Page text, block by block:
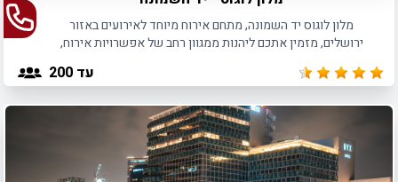
מלון לוגוס יד השמונה, מתחם אירוח מיוחד לאירועים באזור
ירושלים, מזמין אתכם ליהנות ממגוון רחב של אפשרויות אירוח,
עד 200